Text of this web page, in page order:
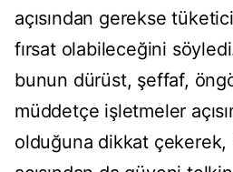
açısından gerekse
fırsat olabileceğini
bunun dürüst, şeffaf,
müddetçe işletmeler
olduğuna dikkat